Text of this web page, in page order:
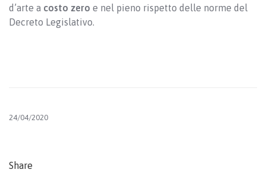
d’arte a costo zero e nel pieno rispetto delle norme del
Decreto Legislativo.
24/04/2020
Share